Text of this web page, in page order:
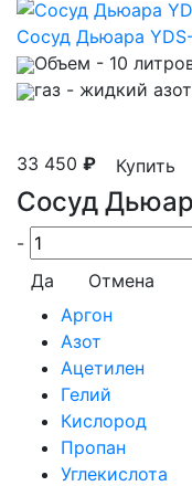
Сосуд Дьюара
Объем - 10
газ - жидкий азот
33 450 ₽ Купить
Сосуд
-
Да
Отмена
Аргон
Азот
Ацетилен
Гелий
Кислород
Пропан
Углекислота